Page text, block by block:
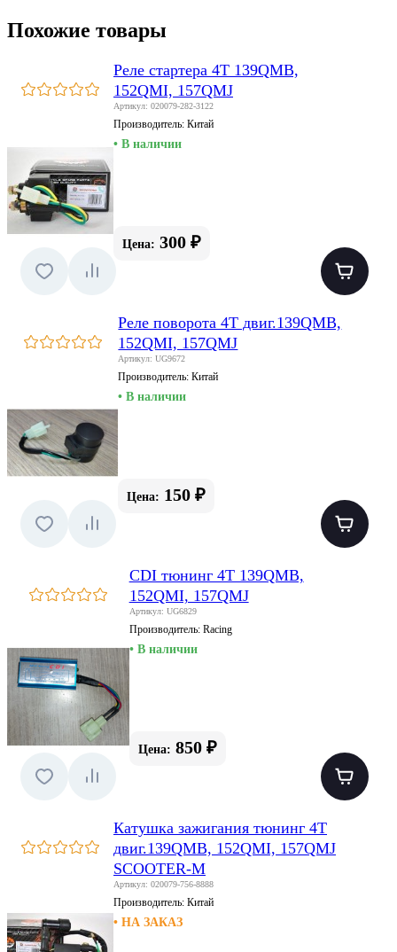
Похожие товары
Реле стартера 4T 139QMB,
152QMI, 157QMJ
Артикул: 020079-282-3122
Производитель: Китай
• В наличии
Цена: 300 ₽
Реле поворота 4T двиг.139QMB,
152QMI, 157QMJ
Артикул: UG9672
Производитель:Китай
• В наличии
Цена: 150 ₽
CDI тюнинг 4T 139QMB,
152QMI, 157QMJ
Артикул: UG6829
Производитель: Racing
• В наличии
Цена: 850 ₽
Катушка зажигания тюнинг 4T
двиг.139QMB, 152QMI, 157QMJ
SCOOTER-M
Артикул: 020079-756-8888
Производитель: Китай
• НА ЗАКАЗ